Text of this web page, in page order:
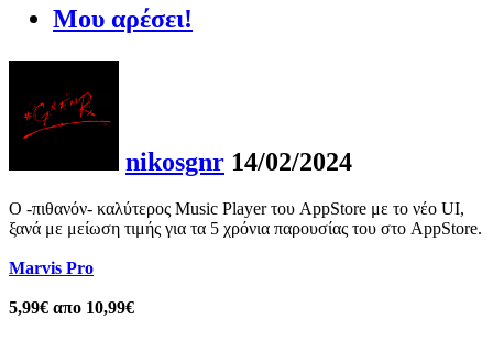
Μου αρέσει!
nikosgnr 14/02/2024
Ο -πιθανόν- καλύτερος Music Player του AppStore με το νέο UI,
ξανά με μείωση τιμής για τα 5 χρόνια παρουσίας του στο AppStore.
Marvis Pro
5,99€ απο 10,99€